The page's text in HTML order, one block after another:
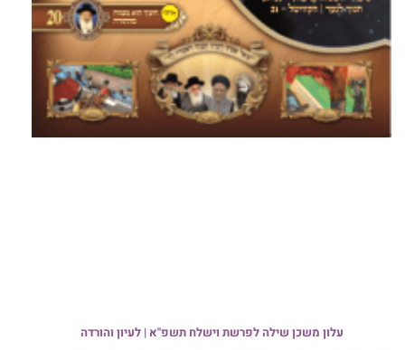
עלון משכן שילה לפרשת וישלח תשפ"א | לעיון והורדה